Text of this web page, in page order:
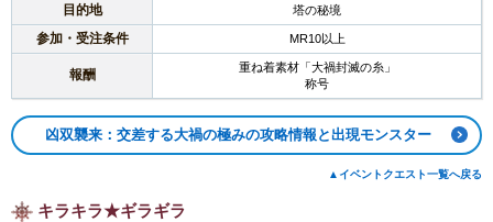
目的地 塔の秘境
参加・受注条件 MR10以上
報酬
重ね着素材「大禍封滅の糸」
称号
凶双襲来：交差する大禍の極みの攻略情報と出現モンスター
▲イベントクエスト一覧へ戻る
キラキラ★ギラギラ